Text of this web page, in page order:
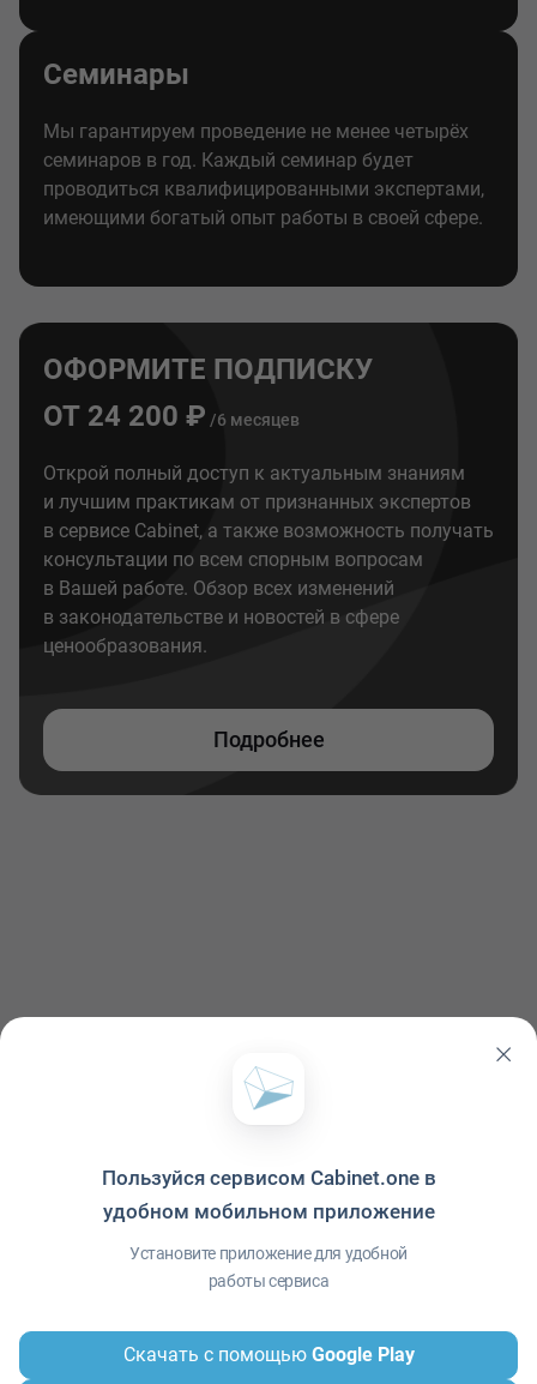
Семинары
Мы гарантируем проведение не менее четырёх
семинаров в год. Каждый семинар будет
проводиться квалифицированными экспертами,
имеющими богатый опыт работы в своей сфере.
ОФОРМИТЕ ПОДПИСКУ
ОТ 24 200 ₽ /6 месяцев
Открой полный доступ к актуальным знаниям
и лучшим практикам от признанных экспертов
в сервисе Cabinet, а также возможность получать
консультации по всем спорным вопросам
в Вашей работе. Обзор всех изменений
в законодательстве и новостей в сфере
ценообразования.
Подробнее
Политика конфиденциальности Условия использования
Приложение© ООО "Межрегиональный Информационный центр"
Пользуйся сервисом Cabinet.one в
удобном мобильном приложение
Установите приложение для удобной
работы сервиса
Скачать с помощью Google Play